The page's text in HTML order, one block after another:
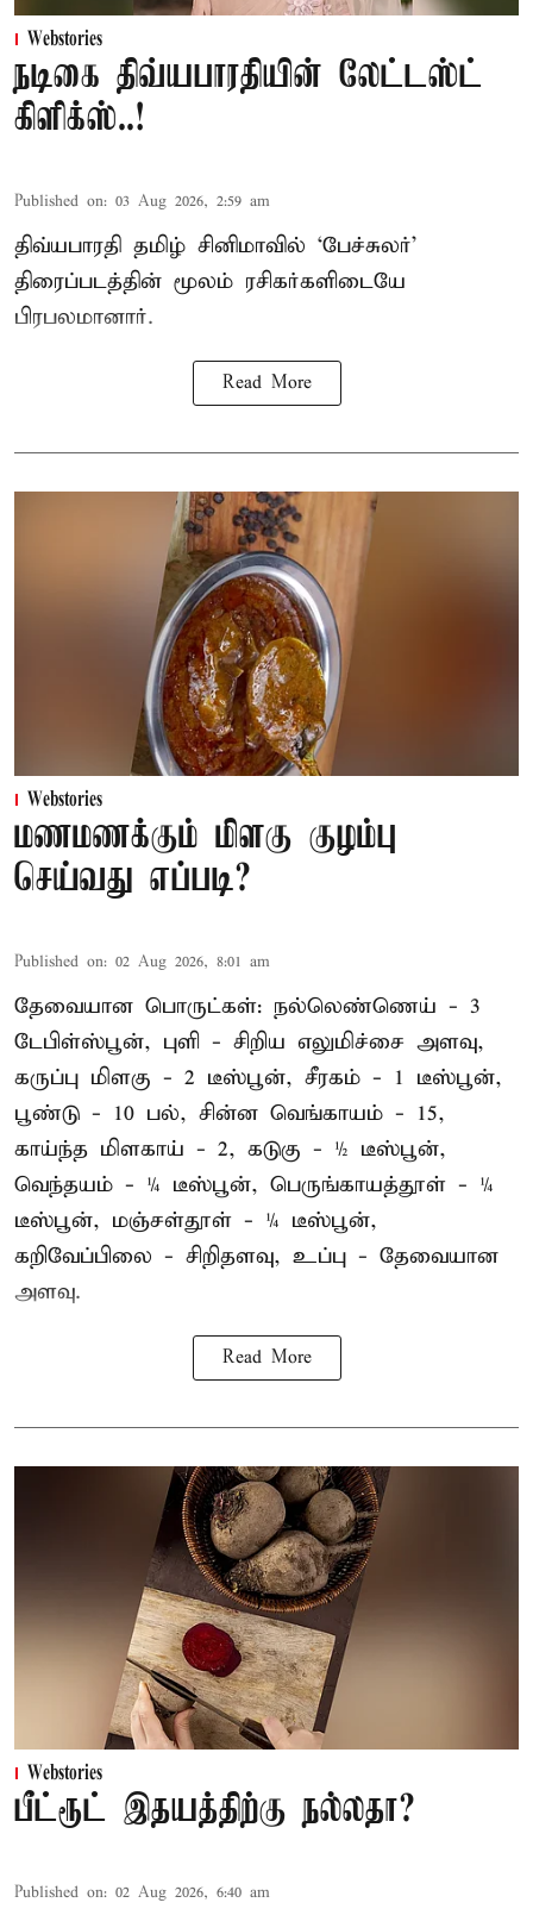
Webstories
நடிகை திவ்யபாரதியின் லேட்டஸ்ட்
கிளிக்ஸ்..!
Published on: 03 Aug 2026, 2:59 am
திவ்யபாரதி தமிழ் சினிமாவில் ‘பேச்சுலர்’
திரைப்படத்தின் மூலம் ரசிகர்களிடையே
பிரபலமானார்.
Read More
Webstories
மணமணக்கும் மிளகு குழம்பு
செய்வது எப்படி?
Published on: 02 Aug 2026, 8:01 am
தேவையான பொருட்கள்: நல்லெண்ணெய் - 3
டேபிள்ஸ்பூன், புளி - சிறிய எலுமிச்சை அளவு,
கருப்பு மிளகு - 2 டீஸ்பூன், சீரகம் - 1 டீஸ்பூன்,
பூண்டு - 10 பல், சின்ன வெங்காயம் - 15,
காய்ந்த மிளகாய் - 2, கடுகு - ½ டீஸ்பூன்,
வெந்தயம் - ¼ டீஸ்பூன், பெருங்காயத்தூள் - ¼
டீஸ்பூன், மஞ்சள்தூள் - ¼ டீஸ்பூன்,
கறிவேப்பிலை - சிறிதளவு, உப்பு - தேவையான
அளவு.
Read More
Webstories
பீட்ரூட் இதயத்திற்கு நல்லதா?
Published on: 02 Aug 2026, 6:40 am